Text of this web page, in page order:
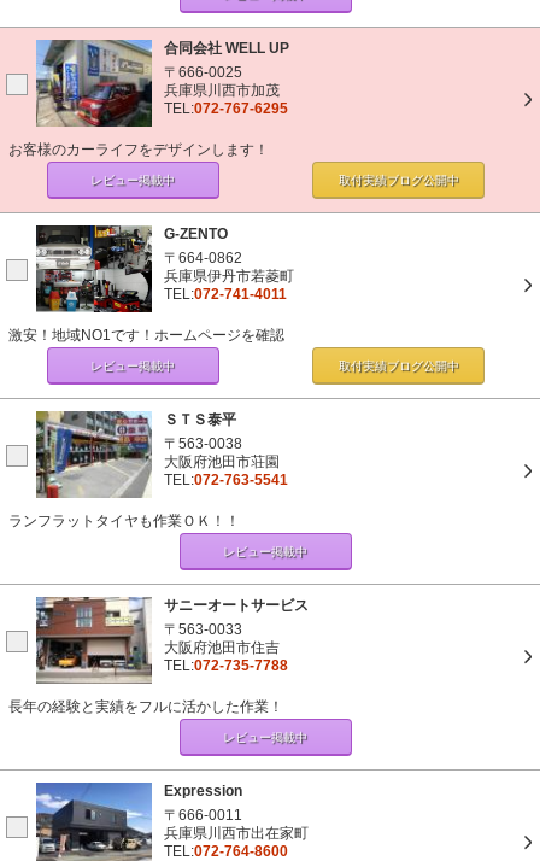
合同会社 WELL UP
〒666-0025
兵庫県川西市加茂
TEL:072-767-6295
お客様のカーライフをデザインします！
レビュー掲載中 取付実績ブログ公開中
G-ZENTO
〒664-0862
兵庫県伊丹市若菱町
TEL:072-741-4011
激安！地域NO1です！ホームページを確認
レビュー掲載中 取付実績ブログ公開中
ＳＴＳ泰平
〒563-0038
大阪府池田市荘園
TEL:072-763-5541
ランフラットタイヤも作業ＯＫ！！
レビュー掲載中
サニーオートサービス
〒563-0033
大阪府池田市住吉
TEL:072-735-7788
長年の経験と実績をフルに活かした作業！
レビュー掲載中
Expression
〒666-0011
兵庫県川西市出在家町
TEL:072-764-8600